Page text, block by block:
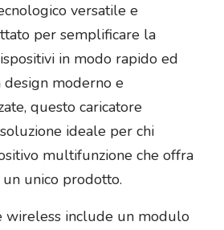
versatile e
per semplificare la
in modo rapido ed
design moderno e
questo caricatore
ideale per chi
multifunzione che offra
unico prodotto.
wireless include un modulo